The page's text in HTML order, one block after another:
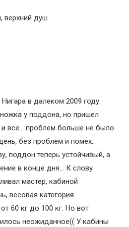
верхний душ
в далеком 2009 году.
у поддона, но пришел
и все… проблем больше не было.
без проблем и помех,
поддон теперь устойчивый, а
в конце дня… К слову
мастер, кабиной
весовая категория
60 кг до 100 кг. Но вот
неожиданное(( У кабины